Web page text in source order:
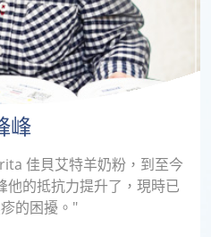
峰
佳貝艾特羊奶粉，到至今
他的抵抗力提升了，現時已
的困擾。"